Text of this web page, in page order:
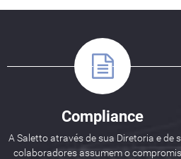
Compliance
A Saletto através de sua Diretoria e de
colaboradores assumem o